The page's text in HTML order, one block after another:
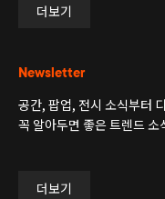
더보기
Newsletter
공간, 팝업, 전시 소식부터
꼭 알아두면 좋은 트렌드
더보기